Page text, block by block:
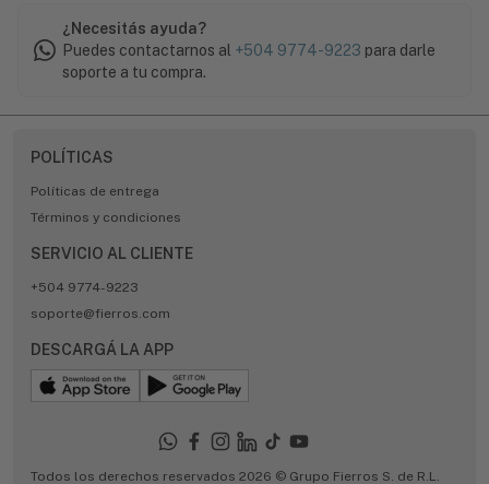
¿Necesitás ayuda?
Puedes contactarnos al +504 9774-9223 para darle
soporte a tu compra.
POLÍTICAS
Políticas de entrega
Términos y condiciones
SERVICIO AL CLIENTE
+504 9774-9223
soporte@fierros.com
DESCARGÁ LA APP
Todos los derechos reservados 2026 © Grupo Fierros S. de R.L.